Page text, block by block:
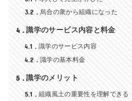
3.2 烏合の衆から組織になった
4 識学のサービス内容と料金
4.1 識学のサービス内容
4.2 識学の基本料金
5 識学のメリット
5.1 組織風土の重要性を理解できる